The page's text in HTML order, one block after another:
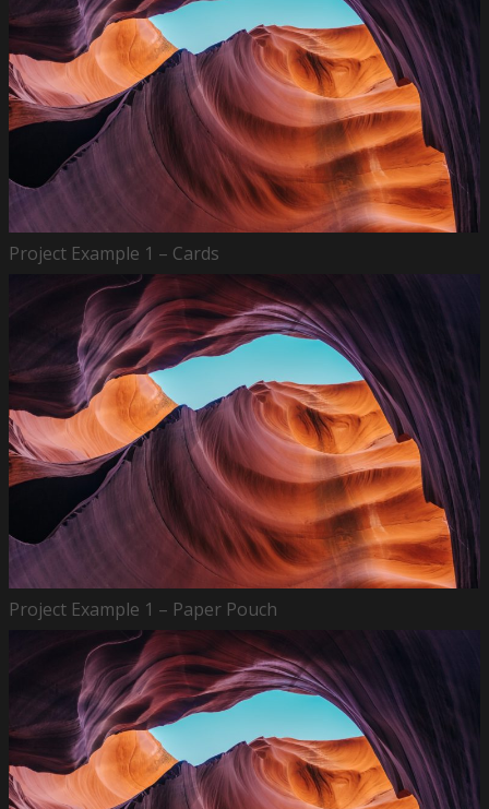
Project Example 1 – Cards
Project Example 1 – Paper Pouch